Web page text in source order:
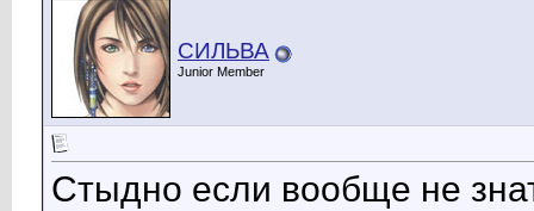
СИЛЬВА
Junior Member
Стыдно если вообще не